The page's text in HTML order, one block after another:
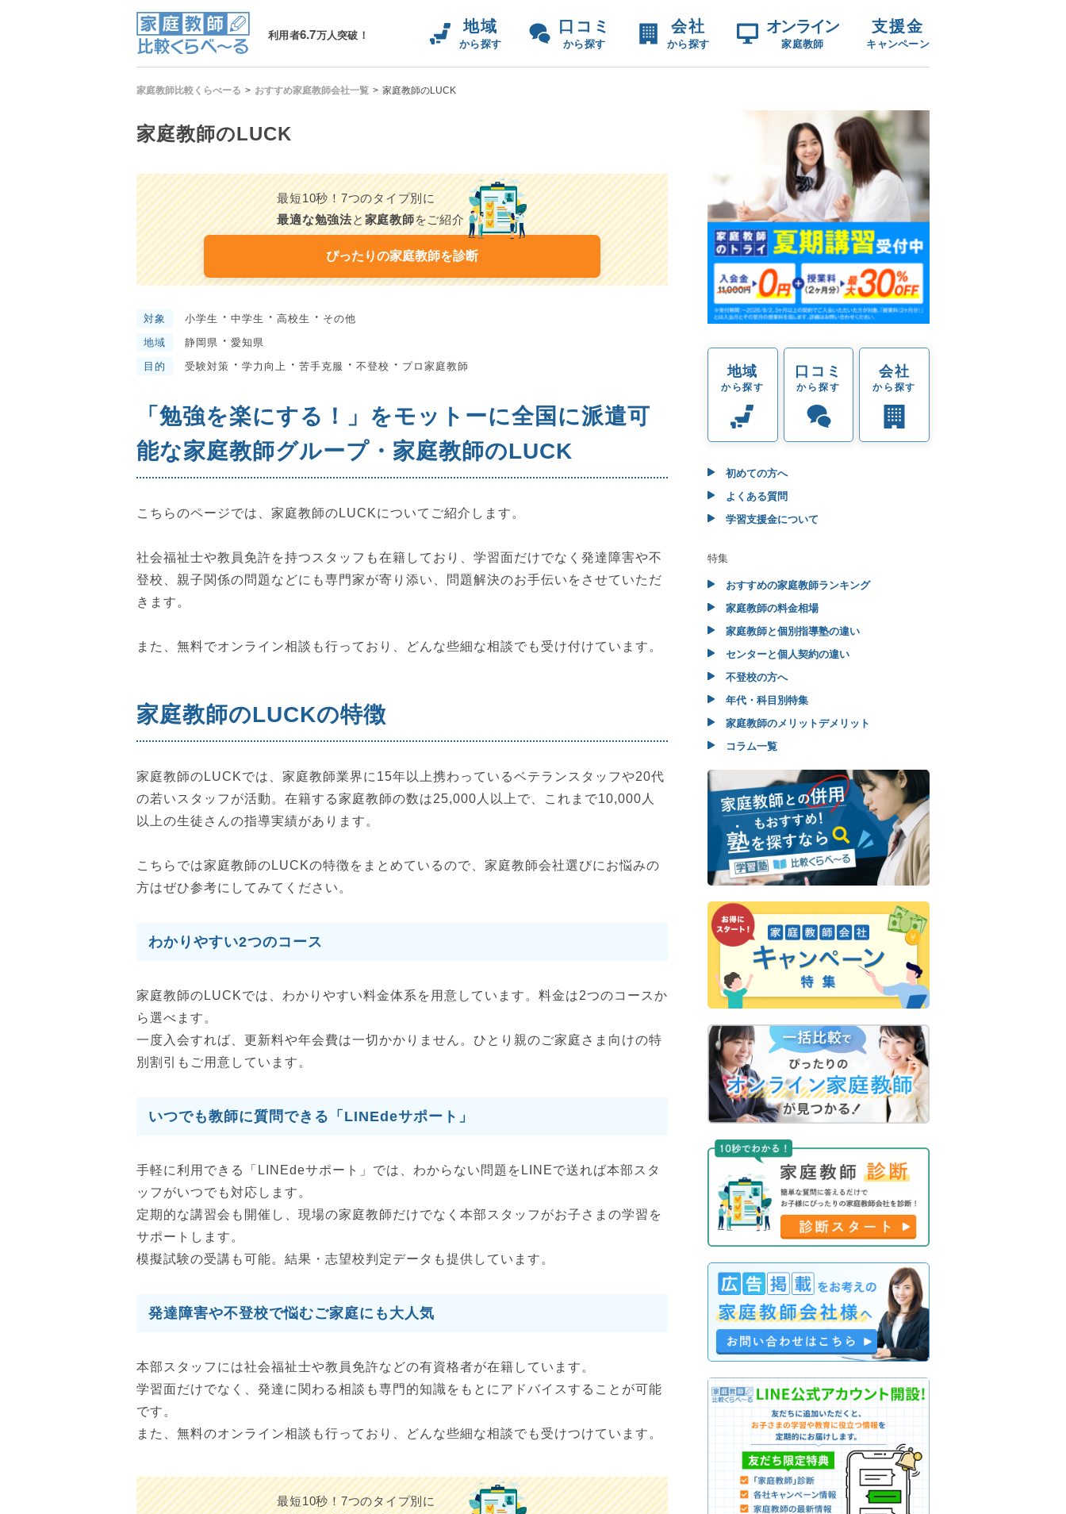
利用者6.7万人突破！
地域
から探す
口コミ
から探す
会社
から探す
オンライン
家庭教師
支援金
キャンペーン
家庭教師比較くらべーる おすすめ家庭教師会社一覧 家庭教師のLUCK
家庭教師のLUCK
最短10秒！7つのタイプ別に
最適な勉強法と家庭教師をご紹介
ぴったりの家庭教師を診断
対象 小学生 ・ 中学生 ・ 高校生 ・ その他
地域
静岡県 ・ 愛知県
目的
受験対策 ・ 学力向上 ・ 苦手克服 ・ 不登校 ・ プロ家庭教師
「勉強を楽にする！」をモットーに全国に派遣可
能な家庭教師グループ・家庭教師のLUCK
こちらのページでは、家庭教師のLUCKについてご紹介します。
社会福祉士や教員免許を持つスタッフも在籍しており、学習面だけでなく発達障害や不
登校、親子関係の問題などにも専門家が寄り添い、問題解決のお手伝いをさせていただ
きます。
また、無料でオンライン相談も行っており、どんな些細な相談でも受け付けています。
家庭教師のLUCKの特徴
家庭教師のLUCKでは、家庭教師業界に15年以上携わっているベテランスタッフや20代
の若いスタッフが活動。在籍する家庭教師の数は25,000人以上で、これまで10,000人
以上の生徒さんの指導実績があります。
こちらでは家庭教師のLUCKの特徴をまとめているので、家庭教師会社選びにお悩みの
方はぜひ参考にしてみてください。
わかりやすい2つのコース
家庭教師のLUCKでは、わかりやすい料金体系を用意しています。料金は2つのコースか
ら選べます。
一度入会すれば、更新料や年会費は一切かかりません。ひとり親のご家庭さま向けの特
別割引もご用意しています。
いつでも教師に質問できる「LINEdeサポート」
手軽に利用できる「LINEdeサポート」では、わからない問題をLINEで送れば本部スタ
ッフがいつでも対応します。
定期的な講習会も開催し、現場の家庭教師だけでなく本部スタッフがお子さまの学習を
サポートします。
模擬試験の受講も可能。結果・志望校判定データも提供しています。
発達障害や不登校で悩むご家庭にも大人気
本部スタッフには社会福祉士や教員免許などの有資格者が在籍しています。
学習面だけでなく、発達に関わる相談も専門的知識をもとにアドバイスすることが可能
です。
また、無料のオンライン相談も行っており、どんな些細な相談でも受けつけています。
最短10秒！7つのタイプ別に
地域
から探す
口コミ
から探す
会社
から探す
初めての方へ
よくある質問
学習支援金について
特集
おすすめの家庭教師ランキング
家庭教師の料金相場
家庭教師と個別指導塾の違い
センターと個人契約の違い
不登校の方へ
年代・科目別特集
家庭教師のメリットデメリット
コラム一覧